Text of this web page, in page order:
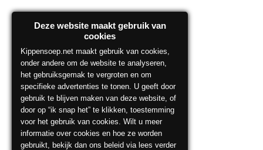
Deze website maakt gebruik van
cookies
Kippensoep.net maakt gebruik van cookies,
onder andere om de website te analyseren,
het gebruiksgemak te vergroten en om
specifieke advertenties te tonen. U geeft door
gebruik te blijven maken van deze website, of
door op “ik snap het” te klikken, toestemming
voor het gebruik van cookies. Wilt u meer
informatie over cookies en hoe ze worden
gebruikt, bekijk dan ons beleid via lees verder